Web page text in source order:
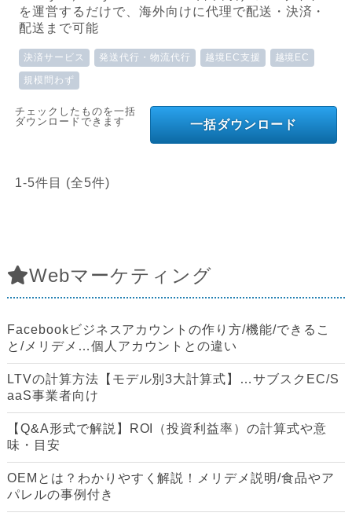
を運営するだけで、海外向けに代理で配送・決済・
配送まで可能
決済サービス 発送代行・物流代行 越境EC支援 越境EC
規模問わず
一括ダウンロード
チェックしたものを一括
ダウンロードできます
1-5件目 (全5件)
Webマーケティング
Facebookビジネスアカウントの作り方/機能/できるこ
と/メリデメ…個人アカウントとの違い
LTVの計算方法【モデル別3大計算式】…サブスクEC/S
aaS事業者向け
【Q&A形式で解説】ROI（投資利益率）の計算式や意
味・目安
OEMとは？わかりやすく解説！メリデメ説明/食品やア
パレルの事例付き